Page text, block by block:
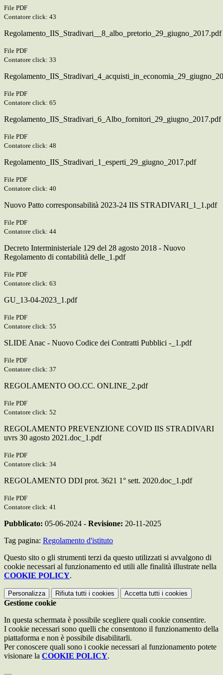
File PDF
Contatore click: 43
Regolamento_IIS_Stradivari__8_albo_pretorio_29_giugno_2017.pdf
File PDF
Contatore click: 33
File PDF
Contatore click: 65
Regolamento_IIS_Stradivari_6_Albo_fornitori_29_giugno_2017.pdf
File PDF
Contatore click: 48
Regolamento_IIS_Stradivari_1_esperti_29_giugno_2017.pdf
File PDF
Contatore click: 40
Nuovo Patto corresponsabilità 2023-24 IIS STRADIVARI_1_1.pdf
File PDF
Contatore click: 44
Decreto Interministeriale 129 del 28 agosto 2018 - Nuovo
Regolamento di contabilità delle_1.pdf
File PDF
Contatore click: 63
GU_13-04-2023_1.pdf
File PDF
Contatore click: 55
SLIDE Anac - Nuovo Codice dei Contratti Pubblici -_1.pdf
File PDF
Contatore click: 37
REGOLAMENTO OO.CC. ONLINE_2.pdf
File PDF
Contatore click: 52
REGOLAMENTO PREVENZIONE COVID IIS STRADIVARI
uvrs 30 agosto 2021.doc_1.pdf
File PDF
Contatore click: 34
REGOLAMENTO DDI prot. 3621 1° sett. 2020.doc_1.pdf
File PDF
Contatore click: 41
Pubblicato: 05-06-2024 - Revisione: 20-11-2025
Tag pagina: Regolamento d'istituto
Questo sito o gli strumenti terzi da questo utilizzati si avvalgono di
cookie necessari al funzionamento ed utili alle finalità illustrate nella
COOKIE POLICY.
Personalizza Rifiuta tutti i cookies Accetta tutti i cookies
Gestione cookie
In questa schermata è possibile scegliere quali cookie consentire.
I cookie necessari sono quelli che consentono il funzionamento della
piattaforma e non è possibile disabilitarli.
Per conoscere quali sono i cookie necessari al funzionamento potete
visionare la COOKIE POLICY.